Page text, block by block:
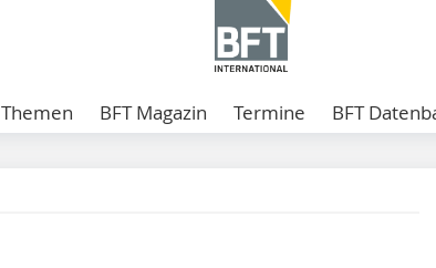
Themen BFT Magazin Termine BFT